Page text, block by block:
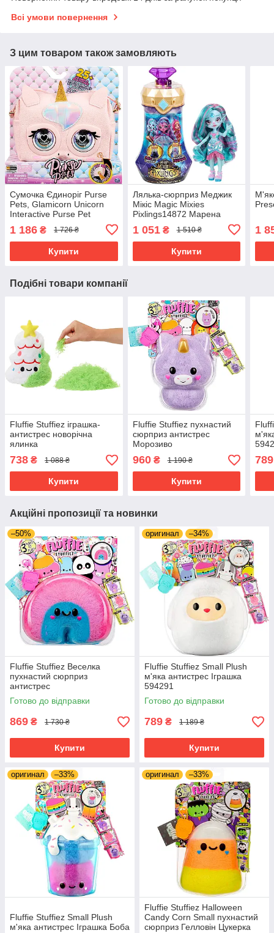
Всі умови повернення
З цим товаром також замовляють
Сумочка Єдиноріг Purse
Pets, Glamicorn Unicorn
Interactive Purse Pet
1 186 ₴ 1 726 ₴
Купити
Лялька-сюрприз Меджик
Мікіс Magic Mixies
Pixlings14872 Марена
1 051₴ 1 510 ₴
Купити
1
Подібні товари компанії
Fluffie Stuffiez іграшка-
антистрес новорічна
ялинка
738 ₴ 1 088 ₴
Купити
Fluffie Stuffiez пухнастий
сюрприз антистрес
Морозиво
960₴ 1 190 ₴
Купити
789
Акційні пропозиції та новинки
–50%
Fluffie Stuffiez Веселка
пухнастий сюрприз
антистрес
Готово до відправки
869 ₴ 1 730 ₴
Купити
оригинал –34%
Fluffie Stuffiez Small Plush
м'яка антистрес Іграшка
594291
Готово до відправки
789 ₴ 1 189 ₴
Купити
оригинал –33%
Fluffie Stuffiez Small Plush
м'яка антистрес Іграшка Боба
оригинал –33%
Fluffie Stuffiez Halloween
Candy Corn Small пухнастий
сюрприз Гелловін Цукерка